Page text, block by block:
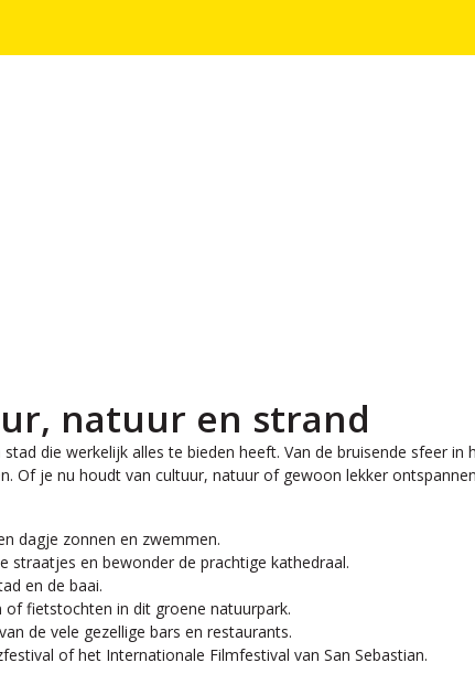
natuur en strand
die werkelijk alles te bieden heeft. Van de bruisende sfeer
Of je nu houdt van cultuur, natuur of gewoon lekker
dagje zonnen en zwemmen.
straatjes en bewonder de prachtige kathedraal.
en de baai.
of fietstochten in dit groene natuurpark.
de vele gezellige bars en restaurants.
of het Internationale Filmfestival van San Sebastian.